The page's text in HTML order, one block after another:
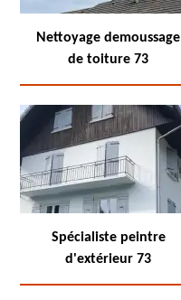
Nettoyage demoussage
de toiture 73
Spécialiste peintre
d'extérieur 73